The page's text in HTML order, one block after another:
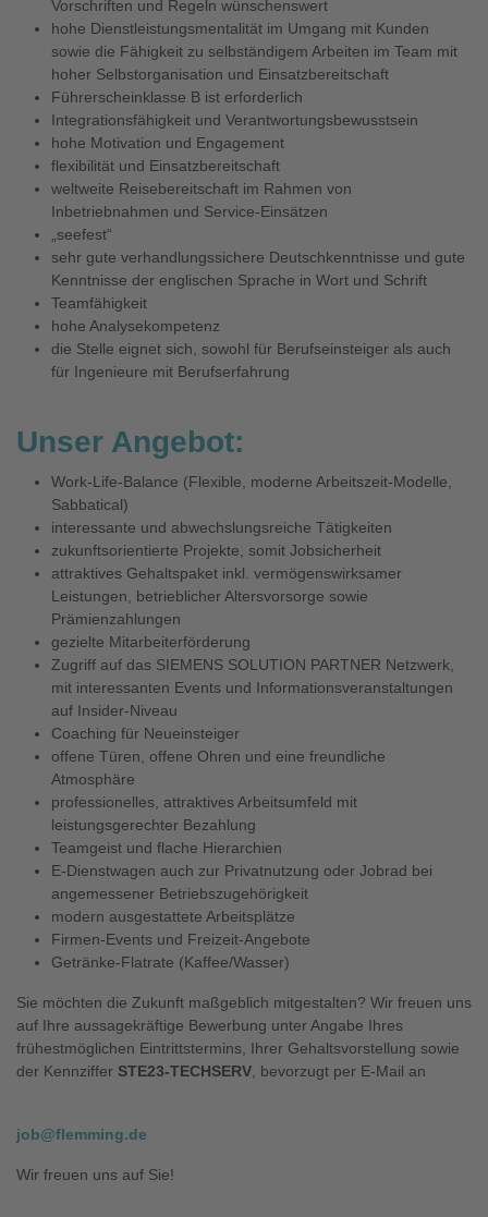
Vorschriften und Regeln wünschenswert
hohe Dienstleistungsmentalität im Umgang mit Kunden
sowie die Fähigkeit zu selbständigem Arbeiten im Team mit
hoher Selbstorganisation und Einsatzbereitschaft
Führerscheinklasse B ist erforderlich
Integrationsfähigkeit und Verantwortungsbewusstsein
hohe Motivation und Engagement
flexibilität und Einsatzbereitschaft
weltweite Reisebereitschaft im Rahmen von
Inbetriebnahmen und Service-Einsätzen
„seefest“
sehr gute verhandlungssichere Deutschkenntnisse und gute
Kenntnisse der englischen Sprache in Wort und Schrift
Teamfähigkeit
hohe Analysekompetenz
die Stelle eignet sich, sowohl für Berufseinsteiger als auch
für Ingenieure mit Berufserfahrung
Unser Angebot:
Work-Life-Balance (Flexible, moderne Arbeitszeit-Modelle,
Sabbatical)
interessante und abwechslungsreiche Tätigkeiten
zukunftsorientierte Projekte, somit Jobsicherheit
attraktives Gehaltspaket inkl. vermögenswirksamer
Leistungen, betrieblicher Altersvorsorge sowie
Prämienzahlungen
gezielte Mitarbeiterförderung
Zugriff auf das SIEMENS SOLUTION PARTNER Netzwerk,
mit interessanten Events und Informationsveranstaltungen
auf Insider-Niveau
Coaching für Neueinsteiger
offene Türen, offene Ohren und eine freundliche
Atmosphäre
professionelles, attraktives Arbeitsumfeld mit
leistungsgerechter Bezahlung
Teamgeist und flache Hierarchien
E-Dienstwagen auch zur Privatnutzung oder Jobrad bei
angemessener Betriebszugehörigkeit
modern ausgestattete Arbeitsplätze
Firmen-Events und Freizeit-Angebote
Getränke-Flatrate (Kaffee/Wasser)
Sie möchten die Zukunft maßgeblich mitgestalten? Wir freuen uns
auf Ihre aussagekräftige Bewerbung unter Angabe Ihres
frühestmöglichen Eintrittstermins, Ihrer Gehaltsvorstellung sowie
der Kennziffer STE23-TECHSERV , bevorzugt per E-Mail an
job@flemming.de
Wir freuen uns auf Sie!